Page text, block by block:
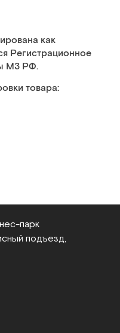
как
Регистрационное
МЗ РФ.
товара:
подъезд,